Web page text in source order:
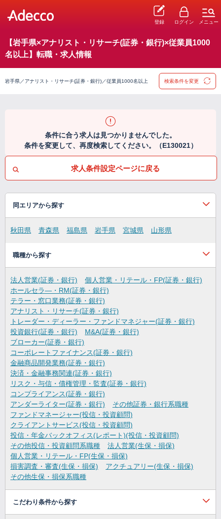
登録 ログイン メニュー
【岩手県×アナリスト・リサーチ(証券・銀行)×従業員1000
名以上】転職・求人情報
岩手県／アナリスト・リサーチ(証券・銀行)／従業員1000名以上 検索条件を変更
条件に合う求人は見つかりませんでした。
条件を変更して、再度検索してください。（E130021）
求人条件設定ページに戻る
同エリアから探す
秋田県 青森県 福島県 岩手県 宮城県 山形県
職種から探す
法人営業(証券・銀行)
個人営業・リテール・FP(証券・銀行)
ホールセラ―・RM(証券・銀行)
テラー・窓口業務(証券・銀行)
アナリスト・リサーチ(証券・銀行)
トレーダー・ディーラー・ファンドマネジャー(証券・銀行)
投資銀行(証券・銀行)
M&A(証券・銀行)
ブローカー(証券・銀行)
コーポレートファイナンス(証券・銀行)
金融商品開発業務(証券・銀行)
決済・金融事務関連(証券・銀行)
リスク・与信・債権管理・監査(証券・銀行)
コンプライアンス(証券・銀行)
アンダーライター(証券・銀行)
その他証券・銀行系職種
ファンドマネージャー(投信・投資顧問)
クライアントサービス(投信・投資顧問)
投信・年金バックオフィス(レポート)(投信・投資顧問)
その他投信・投資顧問系職種
法人営業(生保・損保)
個人営業・リテール・FP(生保・損保)
損害調査・審査(生保・損保)
アクチュアリー(生保・損保)
その他生保・損保系職種
こだわり条件から探す